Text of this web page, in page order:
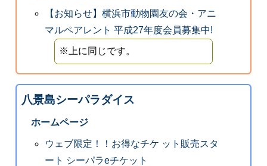
【お知らせ】横浜市動物園友の会・アニ
マルペアレント 平成27年度会員募集中!
※上に同じです。
八景島シーパラダイス
ホームページ
ウェブ限定！！お得なチケ ット販売スタ
ート シーパラeチケット